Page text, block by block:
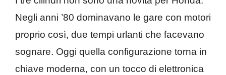
Negli anni ’80 dominavano le gare con motori
proprio così, due tempi urlanti che facevano
sognare. Oggi quella configurazione torna in
chiave moderna, con un tocco di elettronica